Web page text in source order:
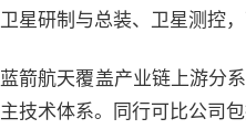
卫星研制与总装、卫星测控
蓝箭航天覆盖产业链上游分
主技术体系。同行可比公司